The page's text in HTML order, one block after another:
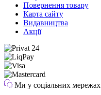
Повернення товару
Карта сайту
Видавництва
Акції
Ми у соціальних мережах